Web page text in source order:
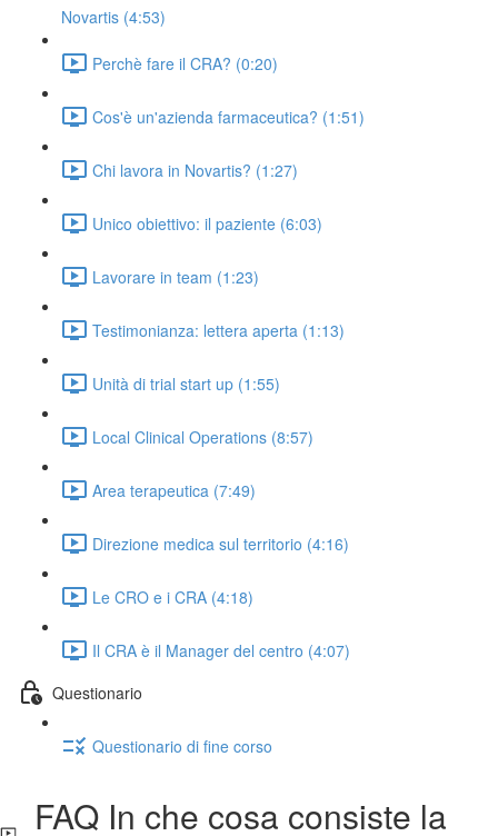
Novartis (4:53)
Perchè fare il CRA? (0:20)
Cos'è un'azienda farmaceutica? (1:51)
Chi lavora in Novartis? (1:27)
Unico obiettivo: il paziente (6:03)
Lavorare in team (1:23)
Testimonianza: lettera aperta (1:13)
Unità di trial start up (1:55)
Local Clinical Operations (8:57)
Area terapeutica (7:49)
Direzione medica sul territorio (4:16)
Le CRO e i CRA (4:18)
Il CRA è il Manager del centro (4:07)
Questionario
Questionario di fine corso
FAQ In che cosa consiste la